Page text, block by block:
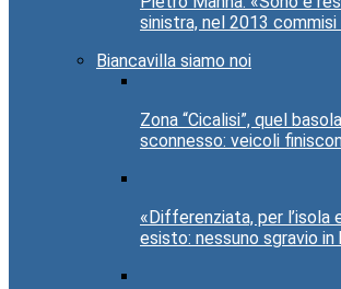
sinistra, nel 2013 commisi
Biancavilla siamo noi
Zona “Cicalisi”, quel
sconnesso: veicoli
«Differenziata, per l’isola
esisto: nessuno sgravio